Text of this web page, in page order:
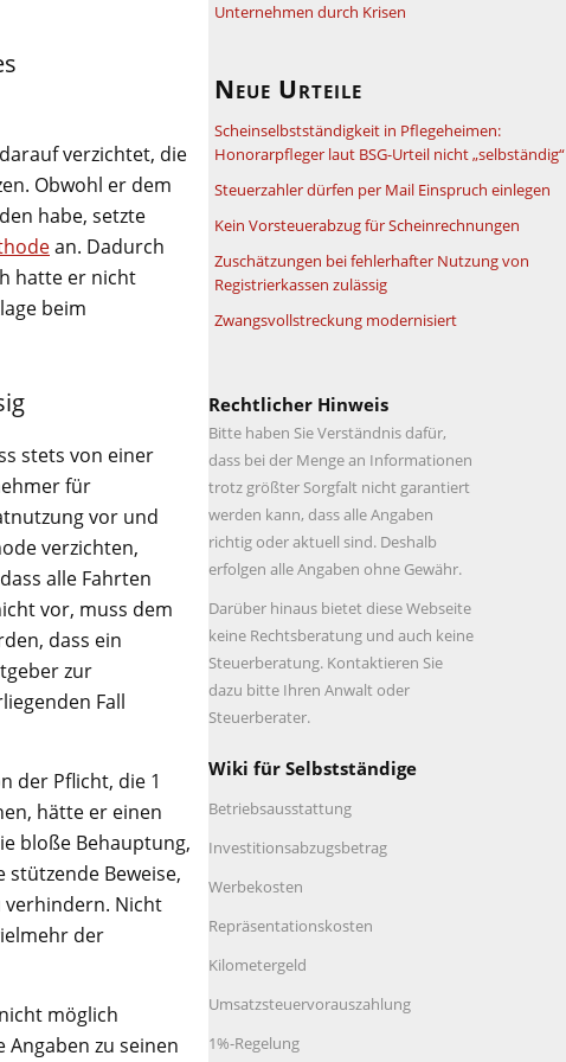
verzichtet, die
Obwohl er dem
habe, setzte
an. Dadurch
hatte er nicht
beim
stets von einer
für
vor und
verzichten,
alle Fahrten
vor, muss dem
dass ein
zur
Fall
der Pflicht, die 1
hätte er einen
bloße Behauptung,
Beweise,
verhindern. Nicht
der
möglich
Angaben zu seinen
Unternehmen durch Krisen
Neue Urteile
Scheinselbstständigkeit in Pflegeheimen:
Honorarpfleger laut BSG-Urteil nicht „selbständig“
Steuerzahler dürfen per Mail Einspruch einlegen
Kein Vorsteuerabzug für Scheinrechnungen
Zuschätzungen bei fehlerhafter Nutzung von
Registrierkassen zulässig
Zwangsvollstreckung modernisiert
Rechtlicher Hinweis
Bitte haben Sie Verständnis dafür,
dass bei der Menge an Informationen
trotz größter Sorgfalt nicht garantiert
werden kann, dass alle Angaben
richtig oder aktuell sind. Deshalb
erfolgen alle Angaben ohne Gewähr.
Darüber hinaus bietet diese Webseite
keine Rechtsberatung und auch keine
Steuerberatung. Kontaktieren Sie
dazu bitte Ihren Anwalt oder
Steuerberater.
Wiki für Selbstständige
Betriebsausstattung
Investitionsabzugsbetrag
Werbekosten
Repräsentationskosten
Kilometergeld
Umsatzsteuervorauszahlung
1%-Regelung